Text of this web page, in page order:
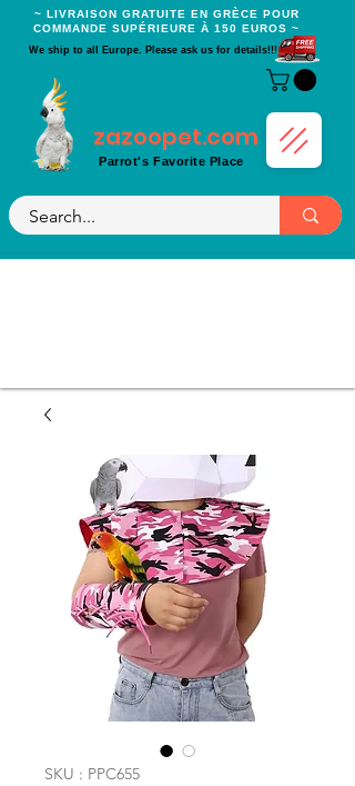
~ LIVRAISON GRATUITE EN GRÈCE POUR
COMMANDE SUPÉRIEURE À 150 EUROS ~
We ship to all Europe. Please ask us for details!!!
zazoopet.com
Parrot's Favorite Place
SKU : PPC655